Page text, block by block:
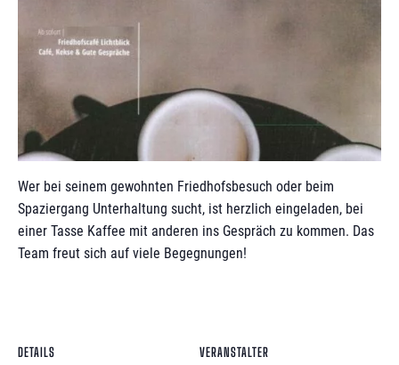
Wer bei seinem gewohnten Friedhofsbesuch oder beim
Spaziergang Unterhaltung sucht, ist herzlich eingeladen, bei
einer Tasse Kaffee mit anderen ins Gespräch zu kommen. Das
Team freut sich auf viele Begegnungen!
DETAILS VERANSTALTER